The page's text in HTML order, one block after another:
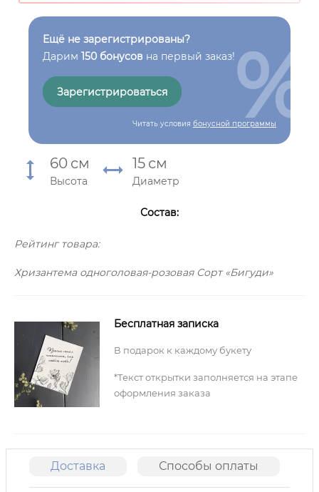
Ещё не зарегистрированы?
Дарим 150 бонусов на первый заказ!
Зарегистрироваться
Читать условия бонусной программы
%
60 см
Высота
15 см
Диаметр
Состав:
Рейтинг товара:
Хризантема одноголовая-розовая Сорт «Бигуди»
Бесплатная записка
В подарок к каждому букету
*Текст открытки заполняется на этапе
оформления заказа
Доставка Способы оплаты